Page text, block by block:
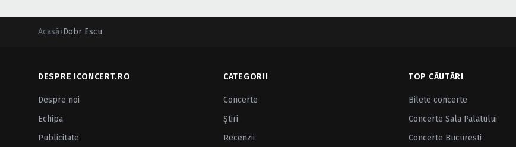
Acasă›Dobr Escu
DESPRE ICONCERT.RO
Despre noi
Echipa
Publicitate
CATEGORII
Concerte
Ştiri
Recenzii
TOP CĂUTĂRI
Bilete concerte
Concerte Sala Palatului
Concerte Bucuresti